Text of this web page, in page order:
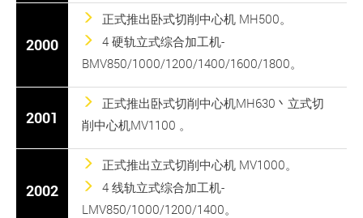
2000
正式推出卧式切削中心机 MH500。
4 硬轨立式综合加工机-
BMV850/1000/1200/1400/1600/1800。
2001
正式推出卧式切削中心机MH630丶立式切
削中心机MV1100 。
2002
正式推出立式切削中心机 MV1000。
4 线轨立式综合加工机-
LMV850/1000/1200/1400。